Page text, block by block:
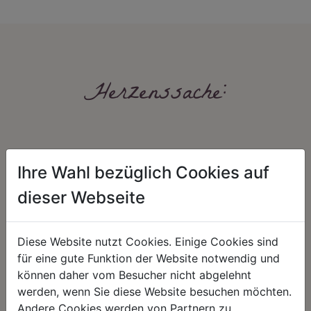
Herzenssache:
HARMONIE
Unser Sortiment steht für ein
positives Lebensgefühl. Wir
schenken natürliche, stilvolle
Momente für harmonische Stunden
zu Hause – den Ort, an dem
Menschen sich geborgen fühlen und
FAIRNESS
Nicht immer ist der günstigste Preis
auch ein guter Preis. Wir handeln
fair – im Hinblick auf unsere
Kalkulation, angemessene
Entlohnung und unsere
nachhaltigen, gewachsenen
Ihre Wahl bezüglich Cookies auf
dieser Webseite
Diese Website nutzt Cookies. Einige Cookies sind
für eine gute Funktion der Website notwendig und
können daher vom Besucher nicht abgelehnt
werden, wenn Sie diese Website besuchen möchten.
Andere Cookies werden von Partnern zu